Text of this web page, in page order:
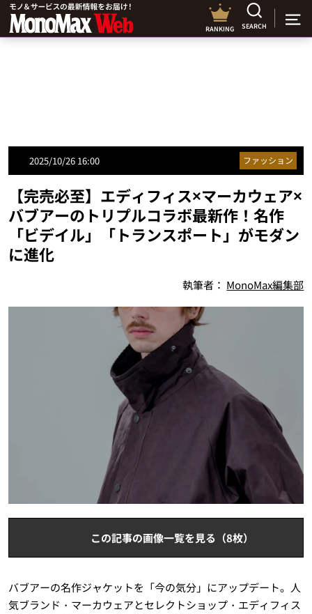
RANKING SEARCH
2025/10/26 16:00 ファッション
【完売必至】エディフィス×マーカウェア×
バブアーのトリプルコラボ最新作！名作
「ビデイル」「トランスポート」がモダン
に進化
執筆者： MonoMax編集部
この記事の画像一覧を見る（8枚）
バブアーの名作ジャケットを「今の気分」にアップデート。人
気ブランド・マーカウェアとセレクトショップ・エディフィス